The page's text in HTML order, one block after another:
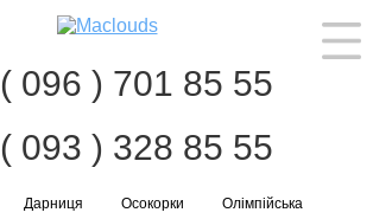
( 096 ) 701 85 55
( 093 ) 328 85 55
Дарниця Осокорки
Олімпійська